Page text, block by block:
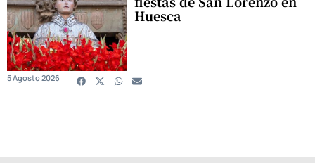
Huesca
5 Agosto 2026